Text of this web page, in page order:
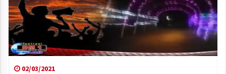
02/03/2021